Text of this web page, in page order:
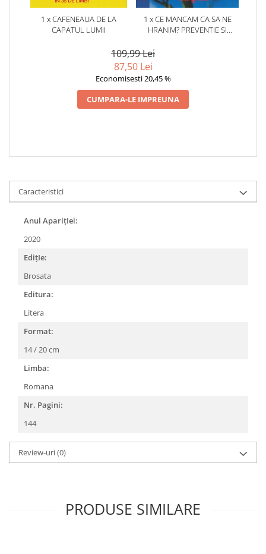
1 x CAFENEAUA DE LA
CAPATUL LUMII
1 x CE MANCAM CA SA NE
HRANIM? PREVENTIE SI
CARDIOVASCULARE SI IN
109,99 Lei
87,50 Lei
Economisesti 20,45 %
CUMPARA-LE IMPREUNA
Caracteristici
Anul AparițIei:
2020
EdițIe:
Brosata
Editura:
Litera
Format:
14 / 20 cm
Limba:
Romana
Nr. Pagini:
144
Review-uri(0)
PRODUSE SIMILARE